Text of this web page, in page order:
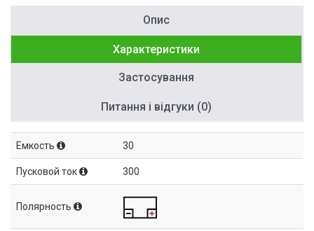
Опис
Характеристики
Застосування
Питання і відгуки (0)
Емкость 30
Пусковой ток 300
Полярность